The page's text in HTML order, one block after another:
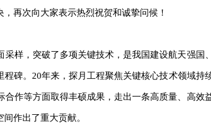
再次向大家表示热烈祝贺和诚挚问候！
样，突破了多项关键技术，是我国建设航天强国、
碑。20年来，探月工程聚焦关键核心技术领域持
作等方面取得丰硕成果，走出一条高质量、高效
作出了重大贡献。